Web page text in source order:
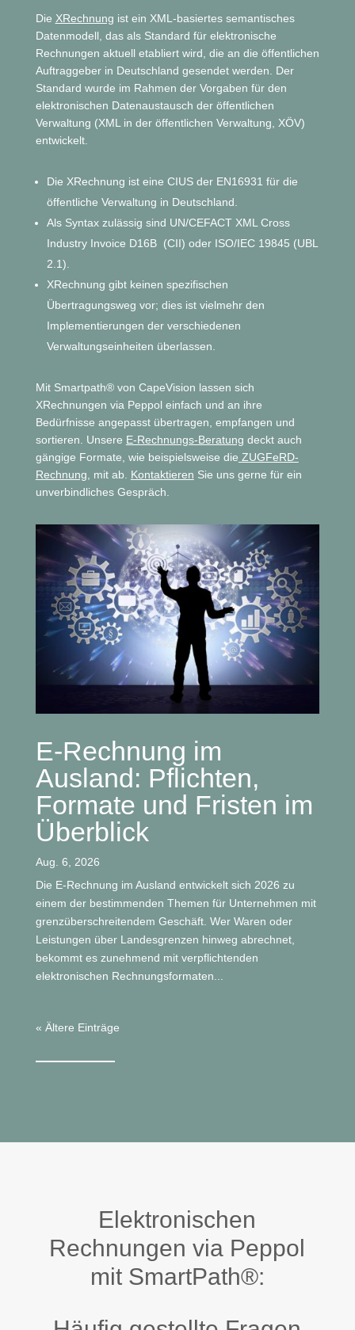
Die XRechnung ist ein XML-basiertes semantisches
Datenmodell, das als Standard für elektronische
Rechnungen aktuell etabliert wird, die an die öffentlichen
Auftraggeber in Deutschland gesendet werden. Der
Standard wurde im Rahmen der Vorgaben für den
elektronischen Datenaustausch der öffentlichen
Verwaltung (XML in der öffentlichen Verwaltung, XÖV)
entwickelt.
Die XRechnung ist eine CIUS der EN16931 für die
öffentliche Verwaltung in Deutschland.
Als Syntax zulässig sind UN/CEFACT XML Cross
Industry Invoice D16B (CII) oder ISO/IEC 19845 (UBL
2.1).
XRechnung gibt keinen spezifischen
Übertragungsweg vor; dies ist vielmehr den
Implementierungen der verschiedenen
Verwaltungseinheiten überlassen.
Mit Smartpath® von CapeVision lassen sich
XRechnungen via Peppol einfach und an ihre
Bedürfnisse angepasst übertragen, empfangen und
sortieren. Unsere E-Rechnungs-Beratung deckt auch
gängige Formate, wie beispielsweise die ZUGFeRD-
Rechnung, mit ab. Kontaktieren Sie uns gerne für ein
unverbindliches Gespräch.
E-Rechnung im
Ausland: Pflichten,
Formate und Fristen im
Überblick
Aug. 6, 2026
Die E-Rechnung im Ausland entwickelt sich 2026 zu
einem der bestimmenden Themen für Unternehmen mit
grenzüberschreitendem Geschäft. Wer Waren oder
Leistungen über Landesgrenzen hinweg abrechnet,
bekommt es zunehmend mit verpflichtenden
elektronischen Rechnungsformaten...
« Ältere Einträge
Elektronischen
Rechnungen via Peppol
mit SmartPath®: